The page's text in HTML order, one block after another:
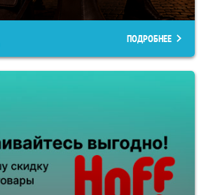
ПОДРОБНЕЕ